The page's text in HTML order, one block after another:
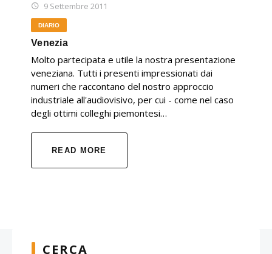
9 Settembre 2011
DIARIO
Venezia
Molto partecipata e utile la nostra presentazione
veneziana. Tutti i presenti impressionati dai
numeri che raccontano del nostro approccio
industriale all'audiovisivo, per cui - come nel caso
degli ottimi colleghi piemontesi…
READ MORE
CERCA